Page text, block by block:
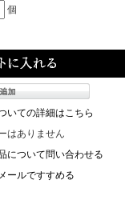
個
いての詳細はこちら
はありません
について問い合わせる
ールですすめる